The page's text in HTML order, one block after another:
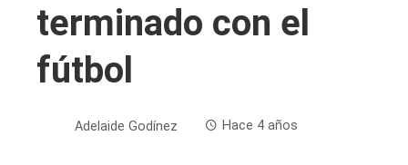
terminado con el
fútbol
Adelaide Godínez Hace 4 años